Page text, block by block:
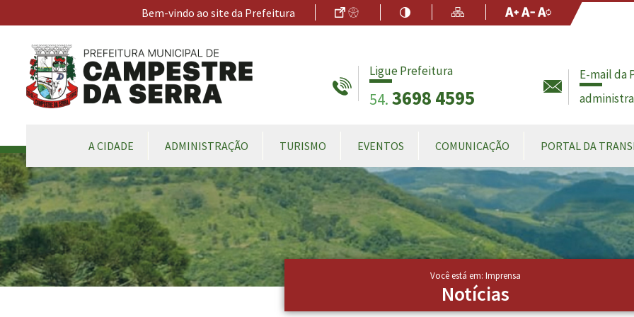
Bem-vindo ao site da Prefeitura Ir para o Conteúdo
AcessibilidadeAlto ContrasteMapa do Site Aumentar
Diminuir
Fonte Original
Ligue Prefeitura
54. 3698 4595
E-mail da
CONTEÚDO DO MENU
A CIDADE ADMINISTRAÇÃO TURISMO EVENTOS COMUNICAÇÃO PORTAL DA
Conteúdo Principal
Você está em: Imprensa
Notícias